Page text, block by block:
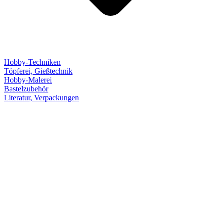
Hobby-Techniken
Töpferei, Gießtechnik
Hobby-Malerei
Bastelzubehör
Literatur, Verpackungen